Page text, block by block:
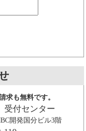
求も無料です。
付センター
開発国分ビル3階